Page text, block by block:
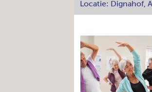
Dag:
Aantal lessen
Aantal nog
plaatsen(ter
Tijd:
Locatie: Dignahof,